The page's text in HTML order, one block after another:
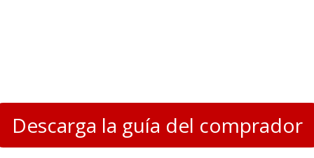
Descarga la guía del comprador